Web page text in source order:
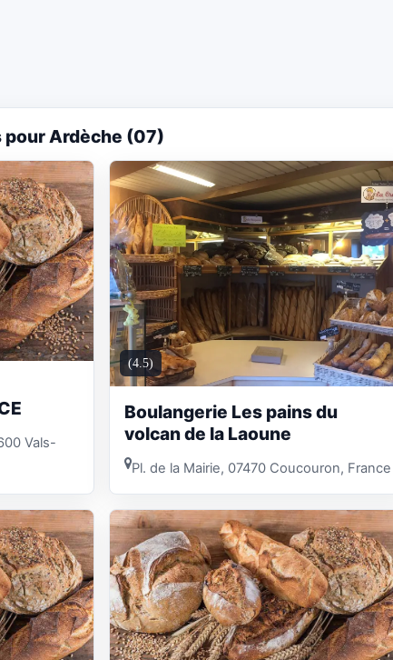
Ardèche (07)
Vals-
(4.5)
Boulangerie Les pains du
volcan de la Laoune
Pl. de la Mairie, 07470 Coucouron, France